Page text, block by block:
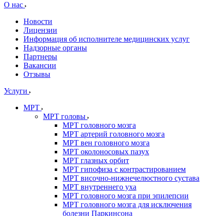
О нас
Новости
Лицензии
Информация об исполнителе медицинских услуг
Надзорные органы
Партнеры
Вакансии
Отзывы
Услуги
МРТ
МРТ головы
МРТ головного мозга
МРТ артерий головного мозга
МРТ вен головного мозга
МРТ околоносовых пазух
МРТ глазных орбит
МРТ гипофиза с контрастированием
МРТ височно-нижнечелюстного сустава
МРТ внутреннего уха
МРТ головного мозга при эпилепсии
МРТ головного мозга для исключения
болезни Паркинсона